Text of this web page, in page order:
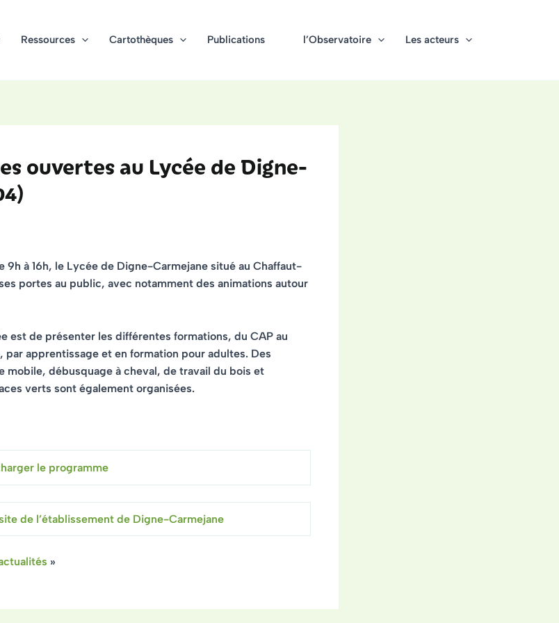
Ressources Cartothèques Publications l’Observatoire Les acteurs
ouvertes au Lycée de Digne-
9h à 16h, le Lycée de Digne-Carmejane situé au Chaffaut-
portes au public, avec notamment des animations autour
est de présenter les différentes formations, du CAP au
par apprentissage et en formation pour adultes. Des
mobile, débusquage à cheval, de travail du bois et
verts sont également organisées.
le programme
de l’établissement de Digne-Carmejane
»